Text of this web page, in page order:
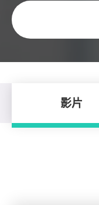
關鍵字
影片